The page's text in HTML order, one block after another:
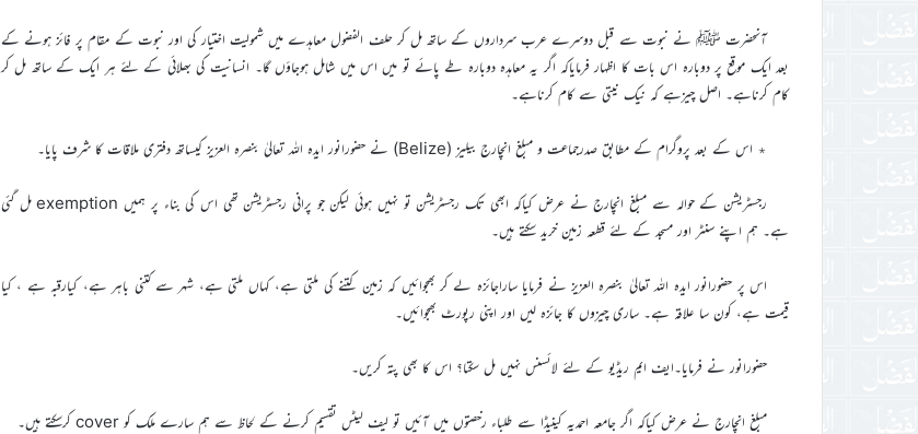
آنحضرت ﷺ نے نبوت سے قبل دوسرے عرب سرداروں کے ساتھ مل کر حلف الفضول معاہدے میں شمولیت اختیار کی اور نبوت کے مقام پر فائز ہونے کے
بعد ایک موقع پر دوبارہ اس بات کا اظہار فرمایاکہ اگر یہ معاہدہ دوبارہ طے پائے تو میں اس میں شامل ہوجاؤں گا۔ انسانیت کی بھلائی کے لئے ہر ایک کے ساتھ مل کر
کام کرناہے۔ اصل چیزہے کہ نیک نیتی سے کام کرناہے۔
٭ اس کے بعد پروگرام کے مطابق صدرجماعت و مبلغ انچارج بیلیز (Belize) نے حضورانور ایدہ اللہ تعالیٰ بنصرہ العزیز کیساتھ دفتری ملاقات کا شرف پایا۔
رجسٹریشن کے حوالہ سے مبلغ انچارج نے عرض کیاکہ ابھی تک رجسٹریشن تو نہیں ہوئی لیکن جو پرانی رجسٹریشن تھی اس کی بناء پر ہمیں exemption مل گئی
ہے۔ ہم اپنے سنٹر اور مسجد کے لئے قطعہ زمین خرید سکتے ہیں۔
اس پر حضورانور ایدہ اللہ تعالیٰ بنصرہ العزیز نے فرمایا ساراجائزہ لے کر بھجوائیں کہ زمین کتنے کی ملتی ہے، کہاں ملتی ہے، شہر سے کتنی باہر ہے، کیارقبہ ہے ، کیا
قیمت ہے، کون سا علاقہ ہے۔ ساری چیزوں کا جائزہ لیں اور اپنی رپورٹ بھجوائیں۔
حضورانور نے فرمایا۔ایف ایم ریڈیو کے لئے لائسنس نہیں مل سکتا؟ اس کا بھی پتہ کریں۔
مبلغ انچارج نے عرض کیاکہ اگر جامعہ احمدیہ کینیڈا سے طلباء رخصتوں میں آئیں تو لیف لیٹس تقسیم کرنے کے لحاظ سے ہم سارے ملک کو cover کرسکتے ہیں۔